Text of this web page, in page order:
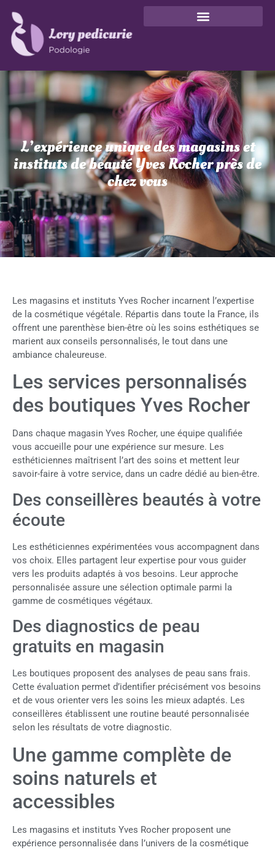
L’expérience unique des magasins et
instituts de beauté Yves Rocher près de
chez vous
Les magasins et instituts Yves Rocher incarnent l’expertise
de la cosmétique végétale. Répartis dans toute la France, ils
offrent une parenthèse bien-être où les soins esthétiques se
marient aux conseils personnalisés, le tout dans une
ambiance chaleureuse.
Les services personnalisés
des boutiques Yves Rocher
Dans chaque magasin Yves Rocher, une équipe qualifiée
vous accueille pour une expérience sur mesure. Les
esthéticiennes maîtrisent l’art des soins et mettent leur
savoir-faire à votre service, dans un cadre dédié au bien-être.
Des conseillères beautés à votre
écoute
Les esthéticiennes expérimentées vous accompagnent dans
vos choix. Elles partagent leur expertise pour vous guider
vers les produits adaptés à vos besoins. Leur approche
personnalisée assure une sélection optimale parmi la
gamme de cosmétiques végétaux.
Des diagnostics de peau
gratuits en magasin
Les boutiques proposent des analyses de peau sans frais.
Cette évaluation permet d’identifier précisément vos besoins
et de vous orienter vers les soins les mieux adaptés. Les
conseillères établissent une routine beauté personnalisée
selon les résultats de votre diagnostic.
Une gamme complète de
soins naturels et
accessibles
Les magasins et instituts Yves Rocher proposent une
expérience personnalisée dans l’univers de la cosmétique